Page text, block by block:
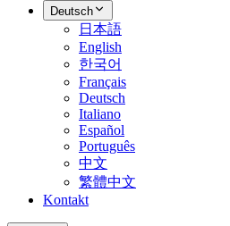
Deutsch
日本語
English
한국어
Français
Deutsch
Italiano
Español
Português
中文
繁體中文
Kontakt